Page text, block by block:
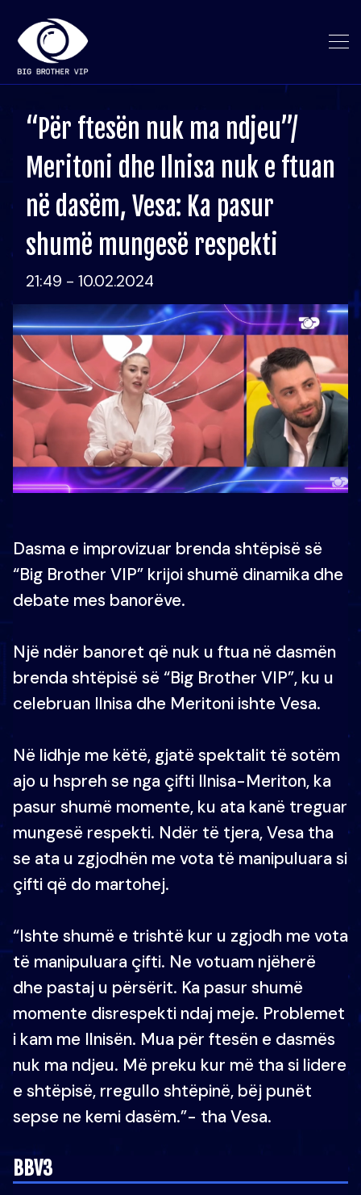
“Për ftesën nuk ma ndjeu”/
Meritoni dhe Ilnisa nuk e ftuan
në dasëm, Vesa: Ka pasur
shumë mungesë respekti
21:49 - 10.02.2024
Dasma e improvizuar brenda shtëpisë së
“Big Brother VIP” krijoi shumë dinamika dhe
debate mes banorëve.
Një ndër banoret që nuk u ftua në dasmën
brenda shtëpisë së “Big Brother VIP”, ku u
celebruan Ilnisa dhe Meritoni ishte Vesa.
Në lidhje me këtë, gjatë spektalit të sotëm
ajo u hspreh se nga çifti Ilnisa-Meriton, ka
pasur shumë momente, ku ata kanë treguar
mungesë respekti. Ndër të tjera, Vesa tha
se ata u zgjodhën me vota të manipuluara si
çifti që do martohej.
“Ishte shumë e trishtë kur u zgjodh me vota
të manipuluara çifti. Ne votuam njëherë
dhe pastaj u përsërit. Ka pasur shumë
momente disrespekti ndaj meje. Problemet
i kam me Ilnisën. Mua për ftesën e dasmës
nuk ma ndjeu. Më preku kur më tha si lidere
e shtëpisë, rregullo shtëpinë, bëj punët
sepse ne kemi dasëm.”- tha Vesa.
BBV3